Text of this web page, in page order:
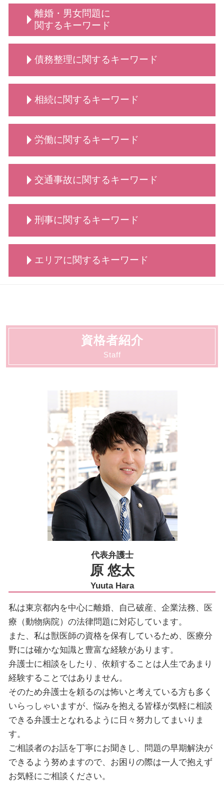
債権回収 弁護士
学校 いじめ 対応
顧問弁護士 デメリット
顧問弁護士 法人
診療 拒否
動物病院向け各種サービス 相談
動物病院向け 弁護士
動物病院側・獣医師側 法律相談
動物病院向け各種サービス 訴訟 弁護士
動物病院向け各種サービス 弁護士
弁護士 契約書サポート
秘密保持契約書 従業員
契約書作成 弁護士
契約書 書き方
契約書 書き方 弁護士
契約書 弁護士
契約交渉 契約書作成等 弁護士
契約書 リーガルチェック
秘密保持契約 nda
法人破産 費用がない
法人破産 デメリット
法人破産 できない
弁護士 法人破産
法人破産 法テラス
手続き 法人破産
法人破産 登記
法人破産とは
法人破産 代表者
必要書類 法人破産
破産 倒産 違い
離婚・男女問題に
関するキーワード
養育費 公正証書
男女問題 相談 タイミング
親権 監護権
養育費 年収
養育費 平均
離婚・男女問題 相談 弁護士
養育費 相場
慰謝料請求 離婚
離婚 弁護士 相談
慰謝料請求 依頼 弁護士
離婚 相談 タイミング
男女問題 弁護士 相談
債務整理に関するキーワード
債務整理 どうなる
債務整理 できない
債務整理 とは
自己破産 携帯
自己破産 離婚 メリット
自己破産 できる条件
債務整理 種類
債務整理とは 個人
自己破産 条件
債務整理 どこに相談
債務整理 弁護士
自己破産手続き 流れ
債務整理 デメリット
相続に関するキーワード
相続 とは
相続 どこまで
相続 調停 流れ
相続 分配
相続 代行
相続 流れ
相続 調停
相続 争い
相続 代償金
相続 代理人
労働に関するキーワード
労働 紛争
労働 賃金
労働 法律事務所
労働 弁護士 相談
労働問題
労働 弁護士
交通事故に関するキーワード
交通事故 示談交渉
交通事故 治療費 過失割合
交通事故 懲役
交通事故 請求できること
弁護士 相談 交通事故
交通事故 示談交渉 弁護士
交通事故 慰謝料 弁護士基準
刑事に関するキーワード
刑事事件 行政処分
刑事事件 時効
刑事事件 流れ 示談
刑事事件 示談
刑事事件 冤罪 弁護士
刑事事件 陳述書
刑事事件 判決 閲覧
刑事事件 種類
刑事事件 不起訴
エリアに関するキーワード
顧問 大田区
契約書サポート 大田区
動物病院向け各種サービス 川崎市
労働 大田区
離婚・男女問題 大田区
動物病院向け各種サービス 大田区
顧問 川崎市
交通事故 大田区
法人破産 大田区
資格者紹介
Staff
代表弁護士
原 悠太
Yuuta Hara
私は東京都内を中心に離婚、自己破産、企業法務、医
療（動物病院）の法律問題に対応しています。
また、私は獣医師の資格を保有しているため、医療分
野には確かな知識と豊富な経験があります。
弁護士に相談をしたり、依頼することは人生であまり
経験することではありません。
そのため弁護士を頼るのは怖いと考えている方も多く
いらっしゃいますが、悩みを抱える皆様が気軽に相談
できる弁護士となれるように日々努力してまいりま
す。
ご相談者のお話を丁寧にお聞きし、問題の早期解決が
できるよう努めますので、お困りの際は一人で抱えず
お気軽にご相談ください。